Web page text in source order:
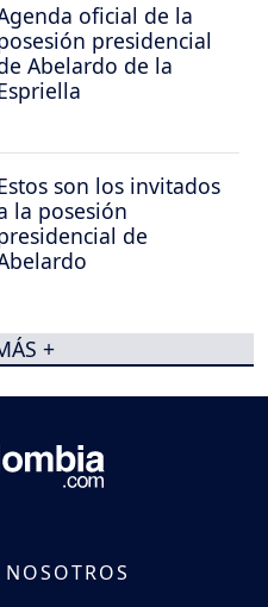
oficial de la
presidencial
Abelardo de la
son los invitados
la posesión
de
+